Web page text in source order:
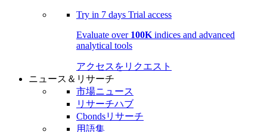
Try in 7 days Trial access
Evaluate over 100K indices and advanced
analytical tools
アクセスをリクエスト
ニュース＆リサーチ
市場ニュース
リサーチハブ
Cbondsリサーチ
用語集